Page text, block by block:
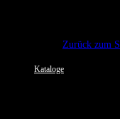
Zurück zum
Kataloge